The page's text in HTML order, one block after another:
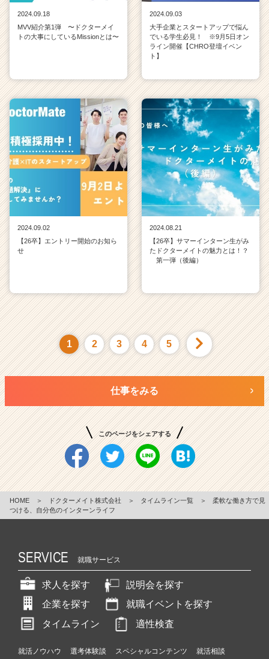
2024.09.18
MVV紹介第1弾 〜ドクターメイ
トの大事にしているMissionとは〜
2024.09.03
大手企業とスタートアップで悩ん
でいる学生必見！ ※9月5日オン
ライン開催【CHRO登壇イベン
ト】
2024.09.02
【26卒】エントリー開始のお知ら
せ
2024.08.21
【26卒】サマーインターン生がみ
たドクターメイトの魅力とは！？
第一弾（後編）
1 2 3 4 5
仕事をみる
このページをシェアする
HOME ＞ ドクターメイト株式会社 ＞ タイムライン一覧 ＞
柔軟な働き方で見
つける、自分色のインターンライフ
SERVICE 就職サービス
求人を探す
説明会を探す
企業を探す
就職イベントを探す
タイムライン
適性検査
就活ノウハウ 選考体験談 スペシャルコンテンツ
就活相談